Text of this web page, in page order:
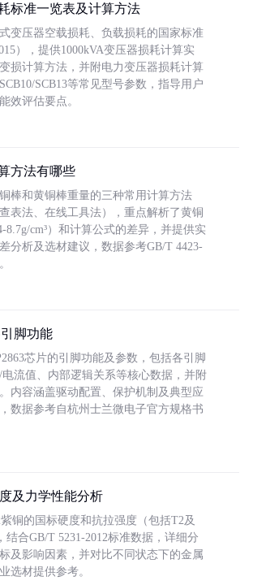
标准一览表及计算方法
变压器空载损耗、负载损耗的国家标准
），提供1000kVA变压器损耗计算实
损计算方法，并附电力变压器损耗计算
SCB13等常见型号参数，指导用户
效评估要点。
方法有哪些
棒和黄铜棒重量的三种常用计算方法
表法、在线工具法），重点解析了黄铜
8.7g/cm³）和计算公式的差异，并提供实
分析及选材建议，数据参考GB/T 4423-
脚功能
芯片的引脚功能及参数，包括各引脚
流值、内部逻辑关系等核心数据，并附
内容涵盖驱动配置、保护机制及典型应
数据参考自杭州士兰微电子官方规格书
及力学性能分析
铜的国标硬度和抗拉强度（包括T2及
结合GB/T 5231-2012标准数据，详细分
及影响因素，并对比不同状态下的金属
选材提供参考。